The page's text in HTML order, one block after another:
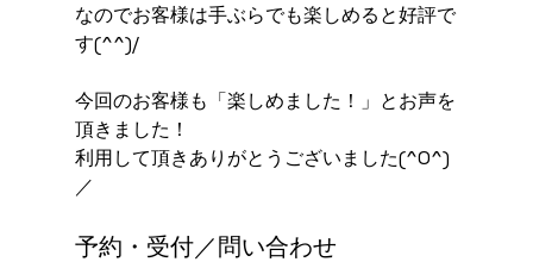
なのでお客様は手ぶらでも楽しめると好評で
す(^^)/
今回のお客様も「楽しめました！」とお声を
頂きました！
利用して頂きありがとうございました(^O^)
／
予約・受付／問い合わせ